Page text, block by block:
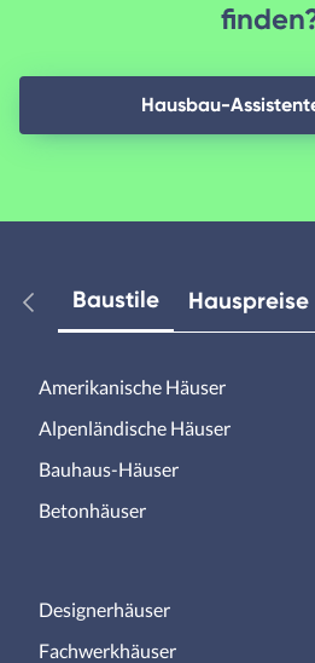
Hausbau-
Baustile Hauspreise
Amerikanische Häuser
Alpenländische Häuser
Bauhaus-Häuser
Betonhäuser
Designerhäuser
Fachwerkhäuser